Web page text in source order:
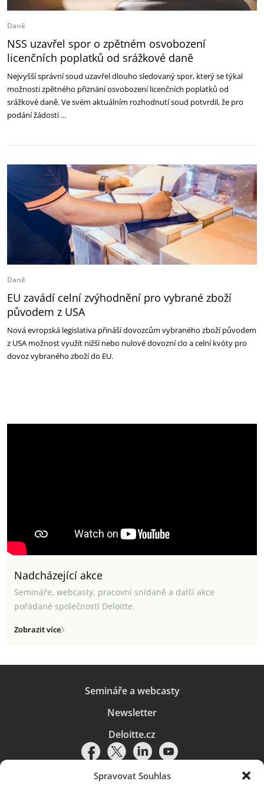
Spravovat Souhlas
Daně
NSS uzavřel spor o zpětném osvobození
licenčních poplatků od srážkové daně
Nejvyšší správní soud uzavřel dlouho sledovaný spor, který se týkal
možnosti zpětného přiznání osvobození licenčních poplatků od
srážkové daně. Ve svém aktuálním rozhodnutí soud potvrdil, že pro
podání žádosti …
Daně
EU zavádí celní zvýhodnění pro vybrané zboží
původem z USA
Nová evropská legislativa přináší dovozcům vybraného zboží původem
z USA možnost využít nižší nebo nulové dovozní clo a celní kvóty pro
dovoz vybraného zboží do EU.
Nadcházející akce
Semináře, webcasty, pracovní snídaně a další akce
pořádané společností Deloitte.
Zobrazit více
Semináře a webcasty
Newsletter
Deloitte.cz